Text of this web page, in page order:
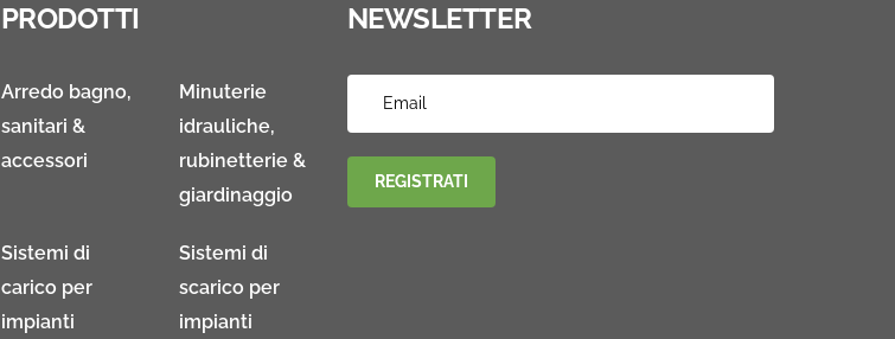
PRODOTTI
Arredo bagno,
sanitari &
accessori
Minuterie
idrauliche,
rubinetterie &
giardinaggio
Sistemi di
carico per
impianti
Sistemi di
scarico per
impianti
NEWSLETTER
REGISTRATI